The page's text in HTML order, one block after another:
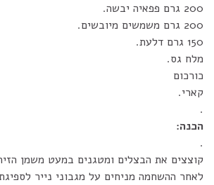
200 גרם פפאיה יבשה.
200 גרם משמשים מיובשים.
150 גרם דלעת.
מלח גס.
כורכום
קארי.
.
הכנה:
.
קוצצים את הבצלים ומטגנים במעט משמן
לאחר ההשחמה מניחים על מגבוני נייר